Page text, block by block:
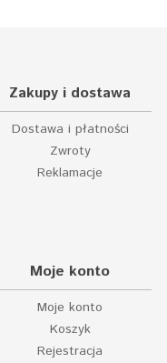
Zakupy i dostawa
Dostawa i płatności
Zwroty
Reklamacje
Moje konto
Moje konto
Koszyk
Rejestracja